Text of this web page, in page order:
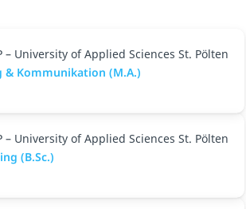
– University of Applied Sciences St. Pölten
Kommunikation (M.A.)
– University of Applied Sciences St. Pölten
(B.Sc.)